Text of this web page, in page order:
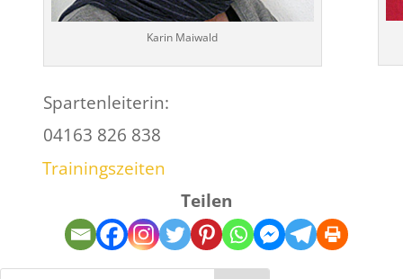
Karin Maiwald
Spartenleiterin:
04163 826 838
Trainingszeiten
Teilen